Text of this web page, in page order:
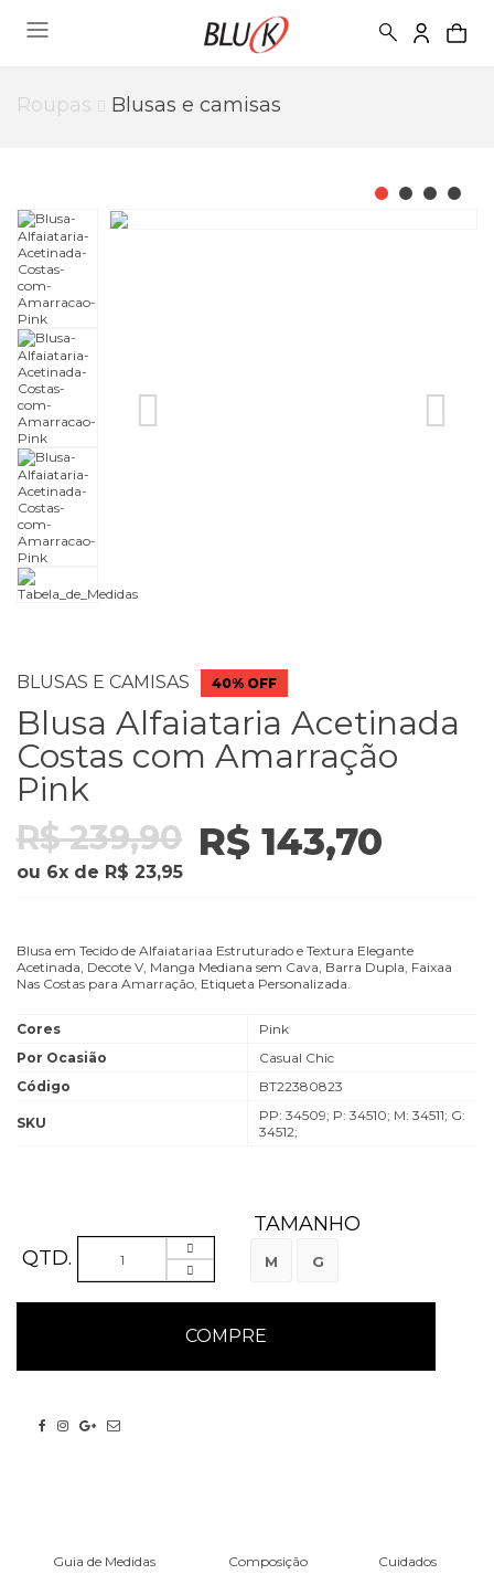
Roupas Blusas e camisas
BLUSAS E CAMISAS 40% OFF
Blusa Alfaiataria Acetinada
Costas com Amarração
Pink
R$ 239,90 R$ 143,70
ou 6x de R$ 23,95
Blusa em Tecido de Alfaiatariaa Estruturado e Textura Elegante
Acetinada, Decote V, Manga Mediana sem Cava, Barra Dupla, Faixaa
Nas Costas para Amarração, Etiqueta Personalizada.
Cores
Pink
Por Ocasião
Casual Chic
Código
BT22380823
SKU
PP: 34509; P: 34510; M: 34511; G:
34512;
QTD.
TAMANHO
M G
Guia de Medidas Composição Cuidados